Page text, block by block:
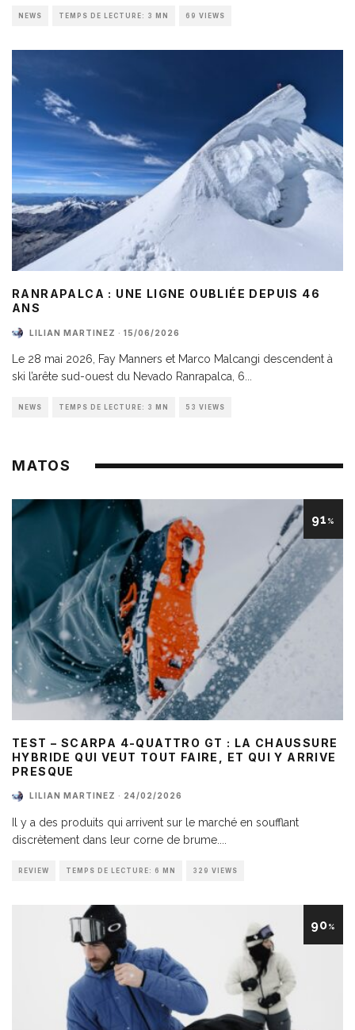
NEWS TEMPS DE LECTURE: 3 MN 69 VIEWS
RANRAPALCA : UNE LIGNE OUBLIÉE DEPUIS 46
ANS
LILIAN MARTINEZ · 15/06/2026
Le 28 mai 2026, Fay Manners et Marco Malcangi descendent à
ski l’arête sud-ouest du Nevado Ranrapalca, 6
NEWS TEMPS DE LECTURE: 3 MN 53 VIEWS
MATOS
91 %
TEST – SCARPA 4-QUATTRO GT : LA CHAUSSURE
HYBRIDE QUI VEUT TOUT FAIRE, ET QUI Y ARRIVE
PRESQUE
LILIAN MARTINEZ · 24/02/2026
Il y a des produits qui arrivent sur le marché en soufflant
discrètement dans leur corne de brume.
REVIEW TEMPS DE LECTURE: 6 MN 329 VIEWS
90%